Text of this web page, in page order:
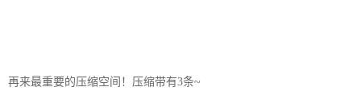
再来最重要的压缩空间！压缩带有3条~